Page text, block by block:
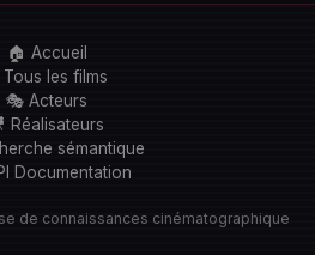
🏠 Accueil
Tous les films
🎭 Acteurs
Réalisateurs
sémantique
Documentation
de connaissances cinématographique